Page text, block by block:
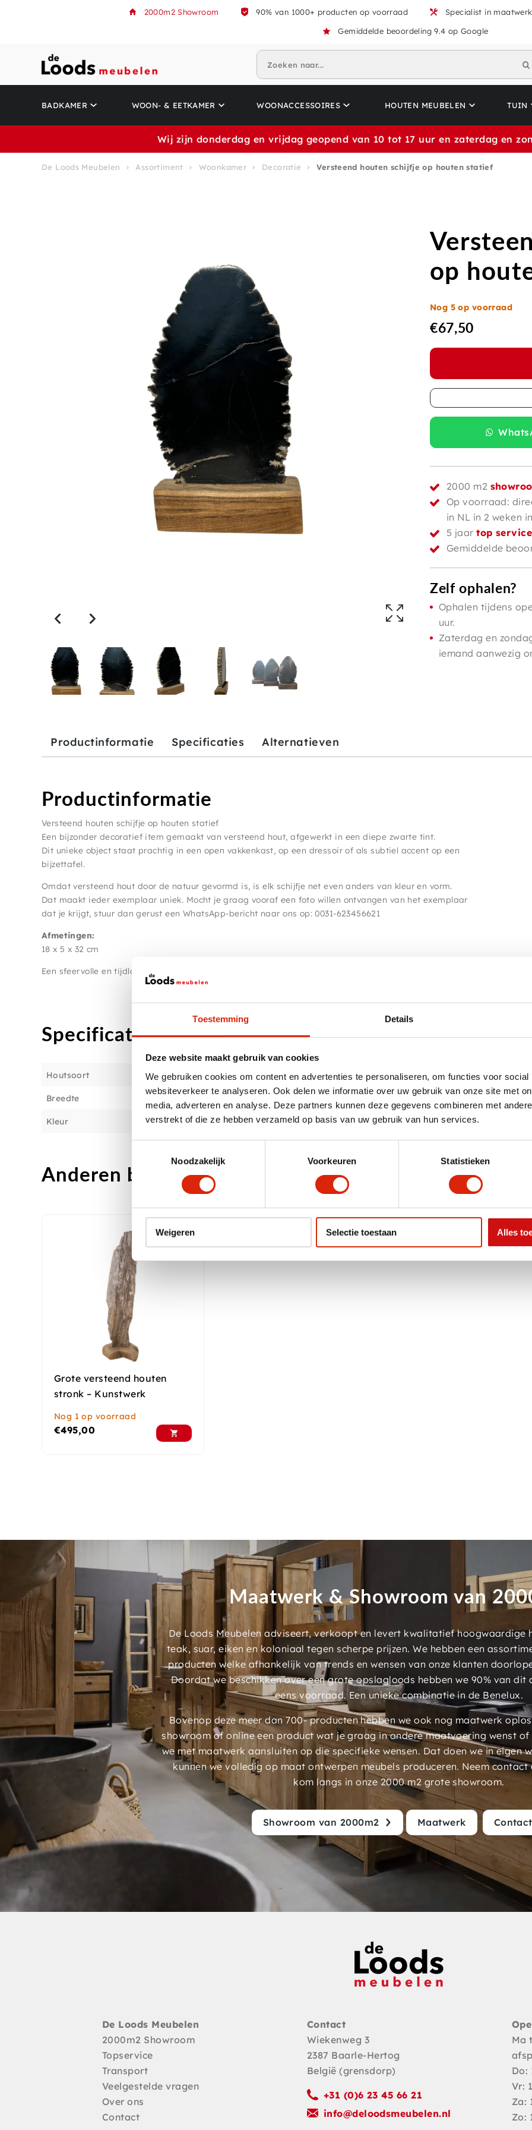
Toestemming Details
Deze website maakt gebruik van cookies
We gebruiken cookies om content en advertenties te personaliseren, om functies voor
websiteverkeer te analyseren. Ook delen we informatie over uw gebruik van onze site met
media, adverteren en analyse. Deze partners kunnen deze gegevens combineren met
verstrekt of die ze hebben verzameld op basis van uw gebruik van hun services.
Noodzakelijk
Voorkeuren Statistieken
Weigeren Selectie toestaan Alles
2000m2 Showroom 90% van 1000+ producten op voorraad
Specialist in maatwerk
Gemiddelde beoordeling 9.4 op Google
Zoeken naar...
BADKAMER WOON- & EETKAMER WOONACCESSOIRES HOUTEN MEUBELEN TUIN
Wij zijn donderdag en vrijdag geopend van 10 tot 17 uur en zaterdag en
De Loods Meubelen Assortiment Woonkamer Decoratie Versteend houten schijfje op houten statief
op
Nog 5 op voorraad
€67,50
2000 m2
Op voorraad:
in NL in 2 weken
5 jaartop service
Gemiddelde
Zelf ophalen?
Ophalen tijdens
uur.
Zaterdag en
iemand aanwezig
Productinformatie Specificaties Alternatieven
Productinformatie
Versteend houten schijfje op houten statief
Een bijzonder decoratief item gemaakt van versteend hout, afgewerkt in een diepe zwarte tint.
Dit unieke object staat prachtig in een open vakkenkast, op een dressoir of als subtiel accent op een
bijzettafel.
Omdat versteend hout door de natuur gevormd is, is elk schijfje net even anders van kleur en vorm.
Dat maakt ieder exemplaar uniek. Mocht je graag vooraf een foto willen ontvangen van het exemplaar
dat je krijgt, stuur dan gerust een WhatsApp-bericht naar ons op: 0031-623456621
Afmetingen:
18 x 5 x 32 cm
Een sfeervolle en tijdloze toevoeging aan ieder interieur.
Specificaties
Houtsoort Versteend hout
Breedte < 50 cm
Kleur Zwart
Anderen bekeken ook
Grote versteend houten
stronk – Kunstwerk
Nog 1 op voorraad
€495,00
Maatwerk & Showroom van
De Loods Meubelen adviseert, verkoopt en levert kwalitatief hoogwaardige
teak, suar, eiken en koloniaal tegen scherpe prijzen. We hebben een
producten welke afhankelijk van trends en wensen van onze klanten
Doordat we beschikken over een grote opslagloods hebben we 90% van
eens voorraad. Een unieke combinatie in de Benelux.
Bovenop deze meer dan 700- producten hebben we ook nog maatwerk
showroom of online een product wat je graag in andere maatvoering wenst
we met maatwerk aansluiten op die specifieke wensen. Dat doen we in eigen
kunnen we volledig op maat ontwerpen meubels produceren. Neem contact
kom langs in onze 2000 m2 grote showroom.
Showroom van 2000m2 Maatwerk Contact
De Loods Meubelen
2000m2 Showroom
Topservice
Transport
Veelgestelde vragen
Over ons
Contact
Contact
Wiekenweg 3
2387 Baarle-Hertog
België (grensdorp)
+31 (0)6 23 45 66 21
info@deloodsmeubelen.nl
Ma
Do:
Vr:
Za:
Zo: